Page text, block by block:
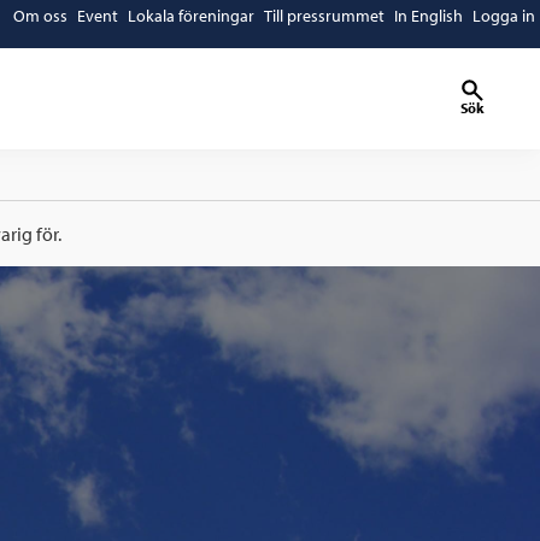
Om oss Event Lokala föreningar Till pressrummet In English Logga in
Sök
för.